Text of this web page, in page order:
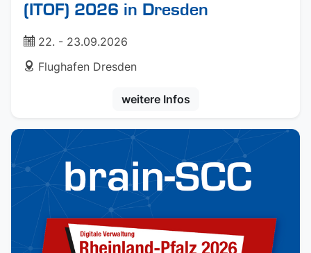
(ITOF) 2026 in Dresden
ticket22. - 23.09.2026
address
Flughafen Dresden
weitere Infos